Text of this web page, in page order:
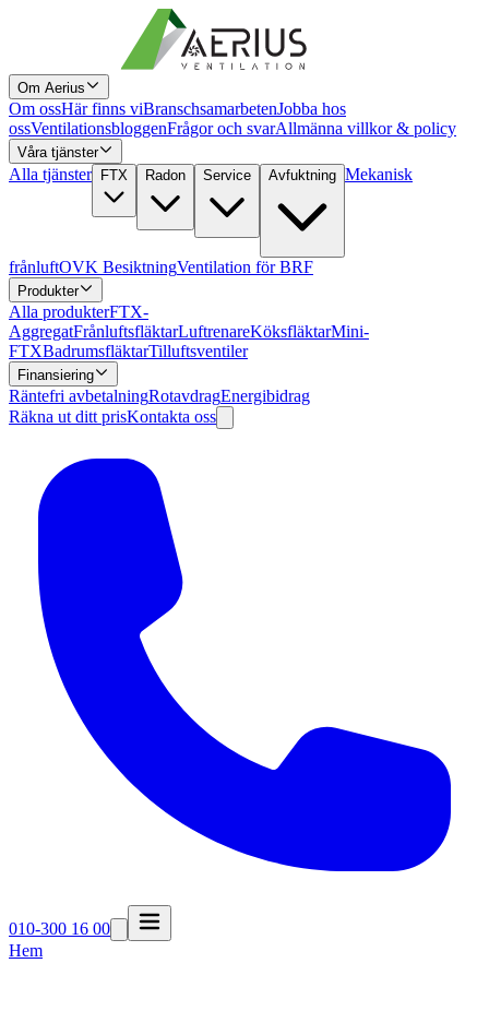
Om Aerius
Om ossHär finns viBranschsamarbetenJobba hos
ossVentilationsbloggenFrågor och svarAllmänna villkor & policy
Våra tjänster
Alla tjänster FTX Radon Service Avfuktning Mekanisk
frånluftOVK BesiktningVentilation för BRF
Produkter
Alla produkterFTX-
AggregatFrånluftsfläktarLuftrenareKöksfläktarMini-
FTXBadrumsfläktarTilluftsventiler
Finansiering
Räntefri avbetalningRotavdragEnergibidrag
Räkna ut ditt prisKontakta oss
010-300 16 00
Hem